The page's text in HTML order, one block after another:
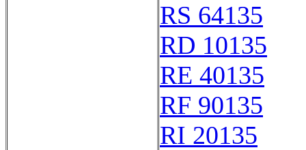
RS 64135
RD 10135
RE 40135
RF 90135
RI 20135